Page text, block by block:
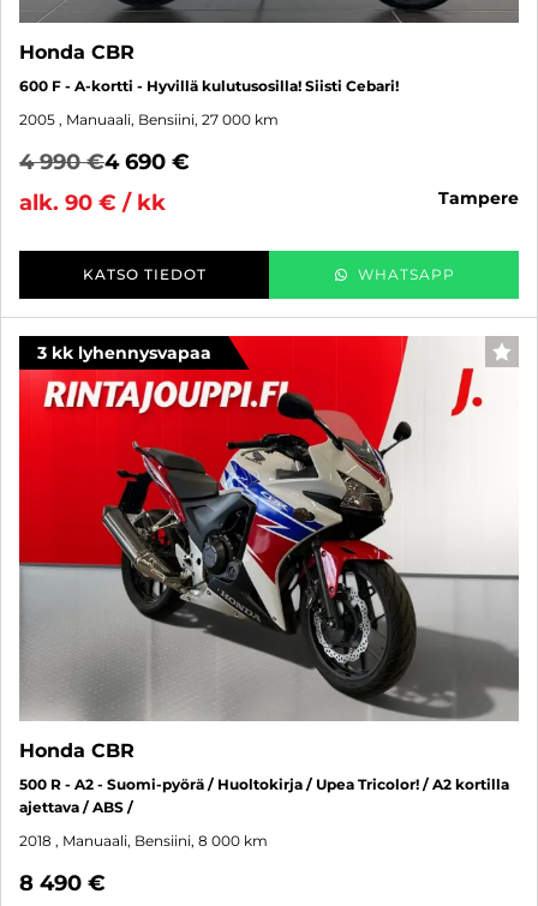
Honda CBR
600 F - A-kortti - Hyvillä kulutusosilla! Siisti Cebari!
2005 , Manuaali, Bensiini, 27 000 km
4 990 €4 690 €
alk. 90 € / kk
tampere
KATSO TIEDOT WHATSAPP
3 kk lyhennysvapaa
Honda CBR
500 R - A2 - Suomi-pyörä / Huoltokirja / Upea Tricolor! / A2 kortilla
ajettava / ABS /
2018 , Manuaali, Bensiini, 8 000 km
8 490 €